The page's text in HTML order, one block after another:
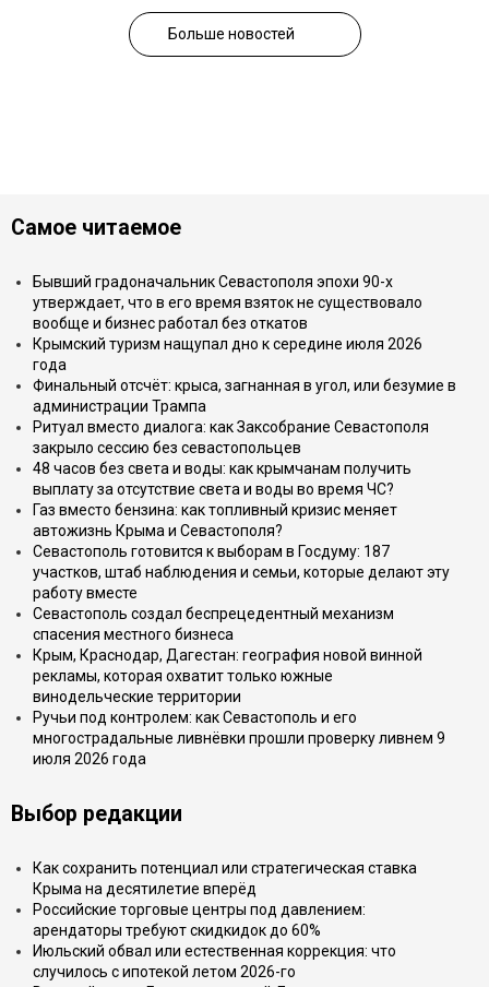
Больше новостей
Самое читаемое
Бывший градоначальник Севастополя эпохи 90-х
утверждает, что в его время взяток не существовало
вообще и бизнес работал без откатов
Крымский туризм нащупал дно к середине июля 2026
года
Финальный отсчёт: крыса, загнанная в угол, или безумие в
администрации Трампа
Ритуал вместо диалога: как Заксобрание Севастополя
закрыло сессию без севастопольцев
48 часов без света и воды: как крымчанам получить
выплату за отсутствие света и воды во время ЧС?
Газ вместо бензина: как топливный кризис меняет
автожизнь Крыма и Севастополя?
Севастополь готовится к выборам в Госдуму: 187
участков, штаб наблюдения и семьи, которые делают эту
работу вместе
Севастополь создал беспрецедентный механизм
спасения местного бизнеса
Крым, Краснодар, Дагестан: география новой винной
рекламы, которая охватит только южные
винодельческие территории
Ручьи под контролем: как Севастополь и его
многострадальные ливнёвки прошли проверку ливнем 9
июля 2026 года
Выбор редакции
Как сохранить потенциал или стратегическая ставка
Крыма на десятилетие вперёд
Российские торговые центры под давлением:
арендаторы требуют скидкидок до 60%
Июльский обвал или естественная коррекция: что
случилось с ипотекой летом 2026-го